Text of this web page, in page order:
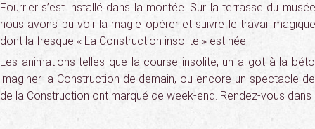
Fourrier s’est installé dans la montée. Sur la terrasse du
nous avons pu voir la magie opérer et suivre le travail
dont la fresque « La Construction insolite » est née.
Les animations telles que la course insolite, un aligot à la
imaginer la Construction de demain, ou encore un spectacle
de la Construction ont marqué ce week-end. Rendez-vous dans